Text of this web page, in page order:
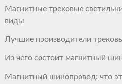
Магнитные трековые
виды
Лучшие производители
Из чего состоит магнитный
Магнитный шинопровод: что